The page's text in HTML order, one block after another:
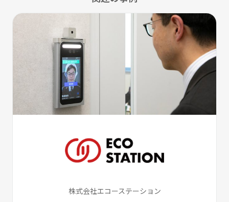
株式会社エコーステーション